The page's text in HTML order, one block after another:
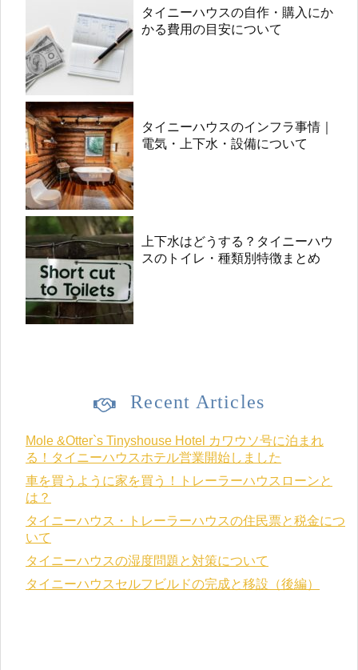
タイニーハウスの自作・購入にか
かる費用の目安について
タイニーハウスのインフラ事情｜
電気・上下水・設備について
上下水はどうする？タイニーハウ
スのトイレ・種類別特徴まとめ
Recent Articles
Mole &Otter`s Tinyshouse Hotel カワウソ号に泊まれ
る！タイニーハウスホテル営業開始しました
車を買うように家を買う！トレーラーハウスローンと
は？
タイニーハウス・トレーラーハウスの住民票と税金につ
いて
タイニーハウスの湿度問題と対策について
タイニーハウスセルフビルドの完成と移設（後編）